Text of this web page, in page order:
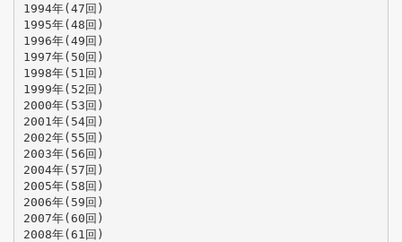
1994年(47回)
1995年(48回)
1996年(49回)
1997年(50回)
1998年(51回)
1999年(52回)
2000年(53回)
2001年(54回)
2002年(55回)
2003年(56回)
2004年(57回)
2005年(58回)
2006年(59回)
2007年(60回)
2008年(61回)